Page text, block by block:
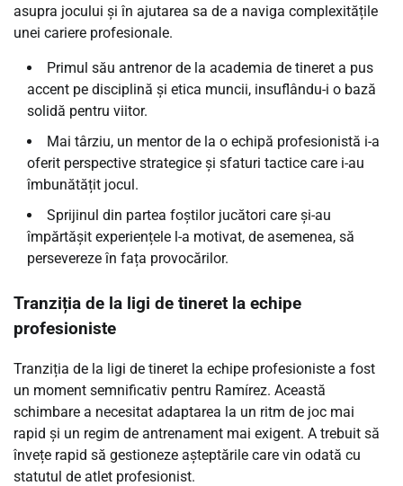
asupra jocului și în ajutarea sa de a naviga complexitățile
unei cariere profesionale.
Primul său antrenor de la academia de tineret a pus
accent pe disciplină și etica muncii, insuflându-i o bază
solidă pentru viitor.
Mai târziu, un mentor de la o echipă profesionistă i-a
oferit perspective strategice și sfaturi tactice care i-au
îmbunătățit jocul.
Sprijinul din partea foștilor jucători care și-au
împărtășit experiențele l-a motivat, de asemenea, să
persevereze în fața provocărilor.
Tranziția de la ligi de tineret la echipe
profesioniste
Tranziția de la ligi de tineret la echipe profesioniste a fost
un moment semnificativ pentru Ramírez. Această
schimbare a necesitat adaptarea la un ritm de joc mai
rapid și un regim de antrenament mai exigent. A trebuit să
învețe rapid să gestioneze așteptările care vin odată cu
statutul de atlet profesionist.